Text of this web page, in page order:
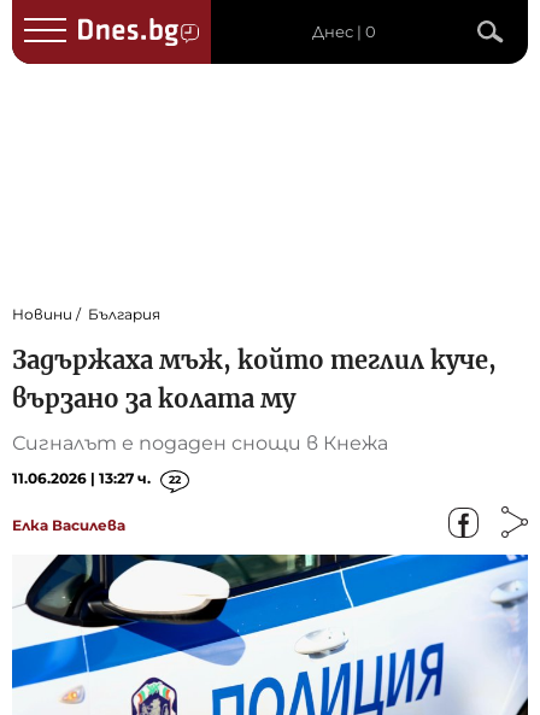
Днес | 0
Новини България
Задържаха мъж, който теглил куче,
вързано за колата му
Сигналът е подаден снощи в Кнежа
11.06.2026 | 13:27 ч. 22
Елка Василева